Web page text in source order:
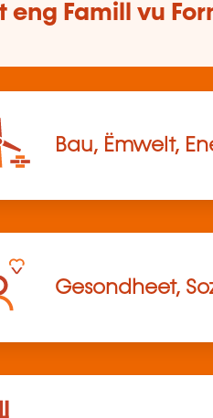
eng Famill vu
Bau, Ëmwelt,
Gesondheet,